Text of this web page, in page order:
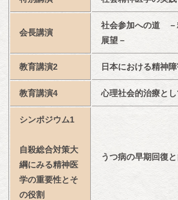
会長講演
社会参加への道　－
展望－
教育講演2 日本における精神
教育講演4 心理社会的治療と
シンポジウム1
自殺総合対策大
綱にみる精神医
学の重要性とそ
の役割
うつ病の早期回復